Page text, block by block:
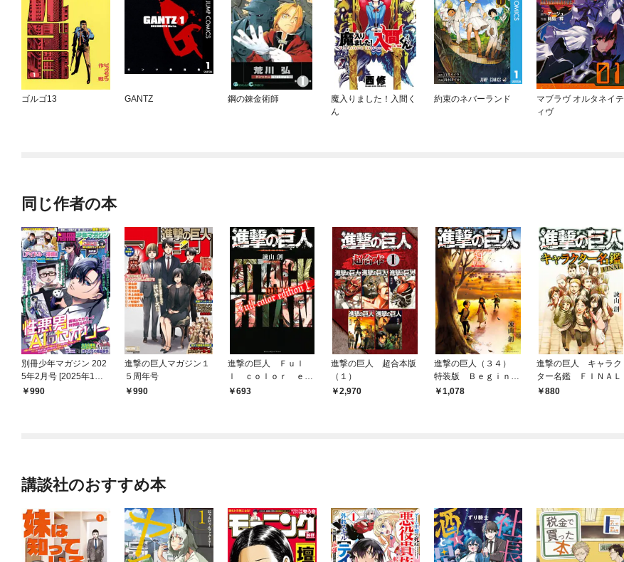
ゴルゴ13 GANTZ 鋼の錬金術師
魔入りました！入間く
ん
約束のネバーランド
マブラヴ オルタネイテ
ィヴ
同じ作者の本
別冊少年マガジン 202
5年2月号 [2025年1月9
日発売]
990
進撃の巨人マガジン１
５周年号
990
進撃の巨人 Ｆｕｌ
ｌ ｃｏｌｏｒ ｅｄ
ｉｔｉｏｎ（１）
693
進撃の巨人 超合本版
（１）
2,970
進撃の巨人（３４）
特装版 Ｂｅｇｉｎｎ
ｉｎｇ
1,078
進撃の巨人 キャラク
ター名鑑 ＦＩＮＡＬ
880
講談社のおすすめ本